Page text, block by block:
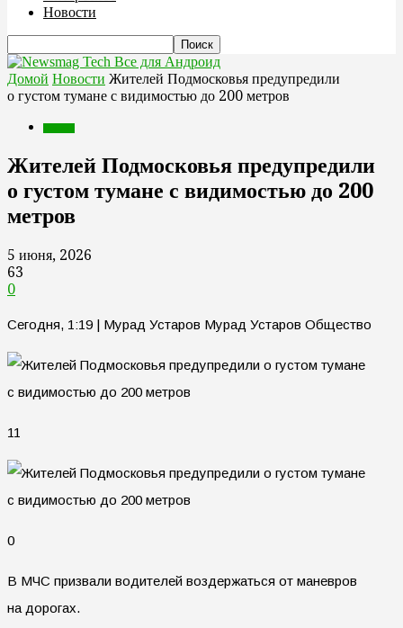
Новости
Все для Андроид
Домой Новости Жителей Подмосковья предупредили
о густом тумане с видимостью до 200 метров
Жителей Подмосковья предупредили
о густом тумане с видимостью до 200
метров
5 июня, 2026
63
0
Сегодня, 1:19 | Мурад Устаров Мурад Устаров Общество
11
0
В МЧС призвали водителей воздержаться от маневров
на дорогах.